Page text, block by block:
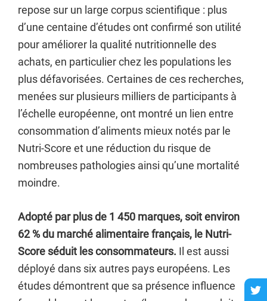
repose sur un large corpus scientifique : plus
d’une centaine d’études ont confirmé son utilité
pour améliorer la qualité nutritionnelle des
achats, en particulier chez les populations les
plus défavorisées. Certaines de ces recherches,
menées sur plusieurs milliers de participants à
l’échelle européenne, ont montré un lien entre
consommation d’aliments mieux notés par le
Nutri-Score et une réduction du risque de
nombreuses pathologies ainsi qu’une mortalité
moindre.
Adopté par plus de 1 450 marques, soit environ
62 % du marché alimentaire français, le Nutri-
Score séduit les consommateurs. Il est aussi
déployé dans six autres pays européens. Les
études démontrent que sa présence influence